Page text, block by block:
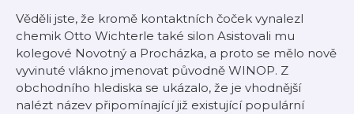
Věděli jste, že kromě kontaktních čoček vynalezl
chemik Otto Wichterle také silon Asistovali mu
kolegové Novotný a Procházka, a proto se mělo nově
vyvinuté vlákno jmenovat původně WINOP. Z
obchodního hlediska se ukázalo, že je vhodnější
nalézt název připomínající již existující populární